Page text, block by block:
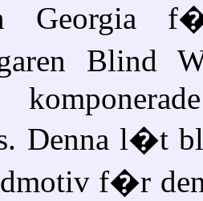
Georgia
Blind
Denna l�t
f�r